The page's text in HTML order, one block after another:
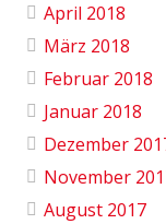
April 2018
März 2018
Februar 2018
Januar 2018
Dezember
November
August 2017